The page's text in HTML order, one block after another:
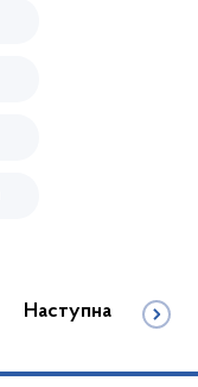
Наступна